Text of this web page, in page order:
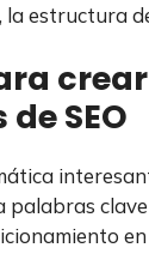
la estructura
SEO
palabras